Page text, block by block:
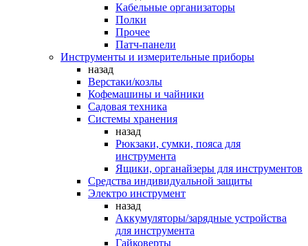
Кабельные организаторы
Полки
Прочее
Патч-панели
Инструменты и измерительные приборы
назад
Верстаки/козлы
Кофемашины и чайники
Садовая техника
Системы хранения
назад
Рюкзаки, сумки, пояса для
инструмента
Ящики, органайзеры для инструментов
Средства индивидуальной защиты
Электро инструмент
назад
Аккумуляторы/зарядные устройства
для инструмента
Гайковерты